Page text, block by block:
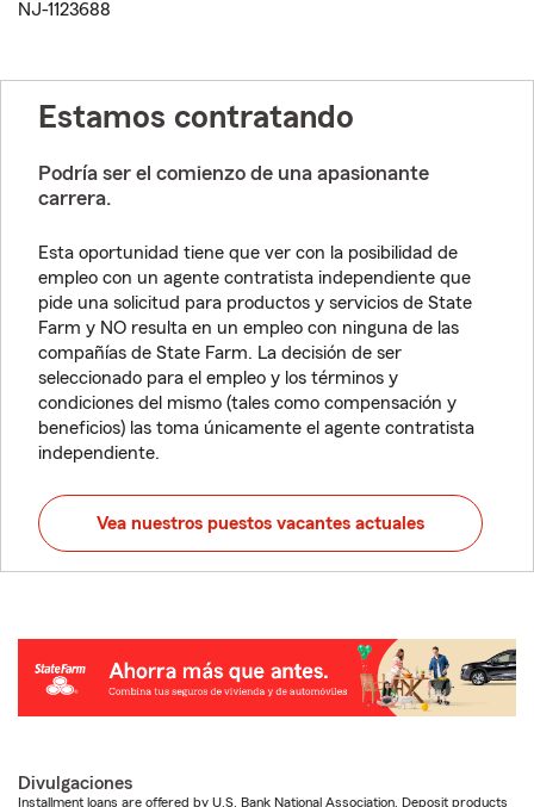
NJ-1123688
Estamos contratando
Podría ser el comienzo de una apasionante
carrera.
Esta oportunidad tiene que ver con la posibilidad de
empleo con un agente contratista independiente que
pide una solicitud para productos y servicios de State
Farm y NO resulta en un empleo con ninguna de las
compañías de State Farm. La decisión de ser
seleccionado para el empleo y los términos y
condiciones del mismo (tales como compensación y
beneficios) las toma únicamente el agente contratista
independiente.
Vea nuestros puestos vacantes actuales
Divulgaciones
Installment loans are offered by U.S. Bank National Association. Deposit products